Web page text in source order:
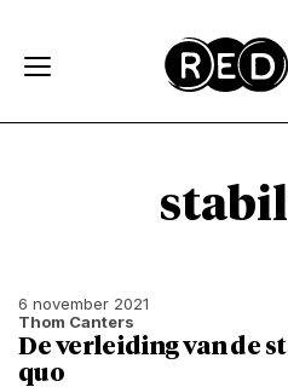
6 november 2021
Thom Canters
De verleiding van de
quo